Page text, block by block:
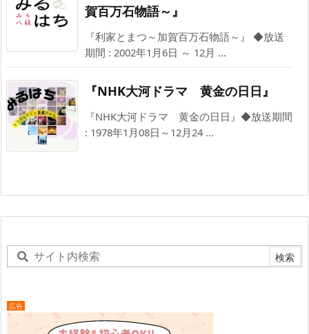
賀百万石物語～』
『利家とまつ～加賀百万石物語～』 ◆放送
期間 : 2002年1月6日 ～ 12月 ...
『NHK大河ドラマ 黄金の日日』
『NHK大河ドラマ 黄金の日日』◆放送期間
: 1978年1月08日～12月24 ...
広告